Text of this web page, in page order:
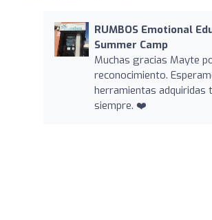
RUMBOS Emotional
Summer Camp
Muchas gracias Mayte
reconocimiento.
herramientas adquiridas
siempre. ❤️